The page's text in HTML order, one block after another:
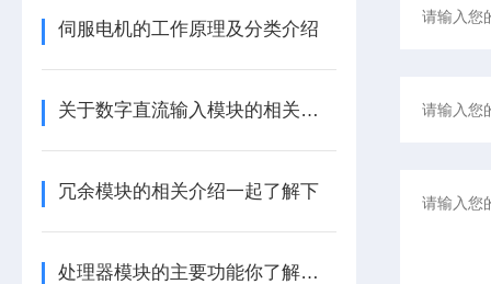
伺服电机的工作原理及分类介绍
关于数字直流输入模块的相关介绍
冗余模块的相关介绍一起了解下
处理器模块的主要功能你了解多少呢